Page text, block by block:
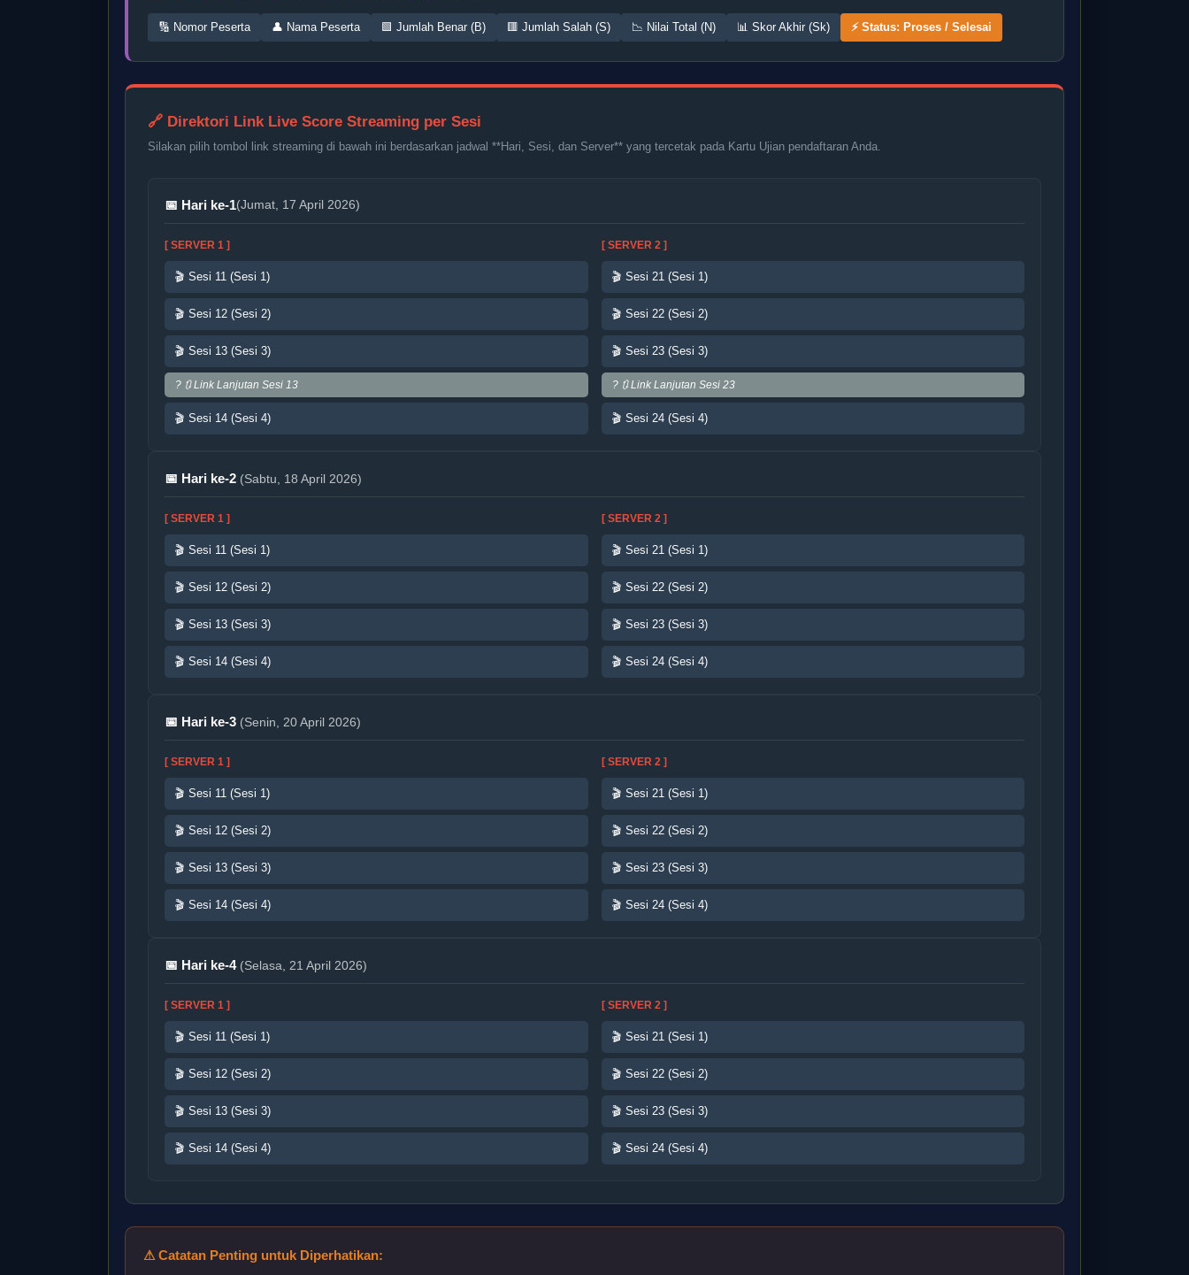
🔢 Nomor Peserta 👤 Nama Peserta 🟩 Jumlah Benar (B) 🟥 Jumlah Salah (S) 📉 Nilai Total (N) 📊 Skor Akhir (Sk) ⚡ Status: Proses / Selesai
🔗 Direktori Link Live Score Streaming per Sesi
Silakan pilih tombol link streaming di bawah ini berdasarkan jadwal **Hari, Sesi, dan Server** yang tercetak pada Kartu Ujian pendaftaran Anda.
📅 Hari ke-1(Jumat, 17 April 2026)
[ SERVER 1 ]
🎬 Sesi 11 (Sesi 1)
🎬 Sesi 12 (Sesi 2)
🎬 Sesi 13 (Sesi 3)
? 🔃 Link Lanjutan Sesi 13
🎬 Sesi 14 (Sesi 4)
[ SERVER 2 ]
🎬 Sesi 21 (Sesi 1)
🎬 Sesi 22 (Sesi 2)
🎬 Sesi 23 (Sesi 3)
? 🔃 Link Lanjutan Sesi 23
🎬 Sesi 24 (Sesi 4)
📅 Hari ke-2 (Sabtu, 18 April 2026)
[ SERVER 1 ]
🎬 Sesi 11 (Sesi 1)
🎬 Sesi 12 (Sesi 2)
🎬 Sesi 13 (Sesi 3)
🎬 Sesi 14 (Sesi 4)
[ SERVER 2 ]
🎬 Sesi 21 (Sesi 1)
🎬 Sesi 22 (Sesi 2)
🎬 Sesi 23 (Sesi 3)
🎬 Sesi 24 (Sesi 4)
📅 Hari ke-3 (Senin, 20 April 2026)
[ SERVER 1 ]
🎬 Sesi 11 (Sesi 1)
🎬 Sesi 12 (Sesi 2)
🎬 Sesi 13 (Sesi 3)
🎬 Sesi 14 (Sesi 4)
[ SERVER 2 ]
🎬 Sesi 21 (Sesi 1)
🎬 Sesi 22 (Sesi 2)
🎬 Sesi 23 (Sesi 3)
🎬 Sesi 24 (Sesi 4)
📅 Hari ke-4 (Selasa, 21 April 2026)
[ SERVER 1 ]
🎬 Sesi 11 (Sesi 1)
🎬 Sesi 12 (Sesi 2)
🎬 Sesi 13 (Sesi 3)
🎬 Sesi 14 (Sesi 4)
[ SERVER 2 ]
🎬 Sesi 21 (Sesi 1)
🎬 Sesi 22 (Sesi 2)
🎬 Sesi 23 (Sesi 3)
🎬 Sesi 24 (Sesi 4)
⚠ Catatan Penting untuk Diperhatikan: